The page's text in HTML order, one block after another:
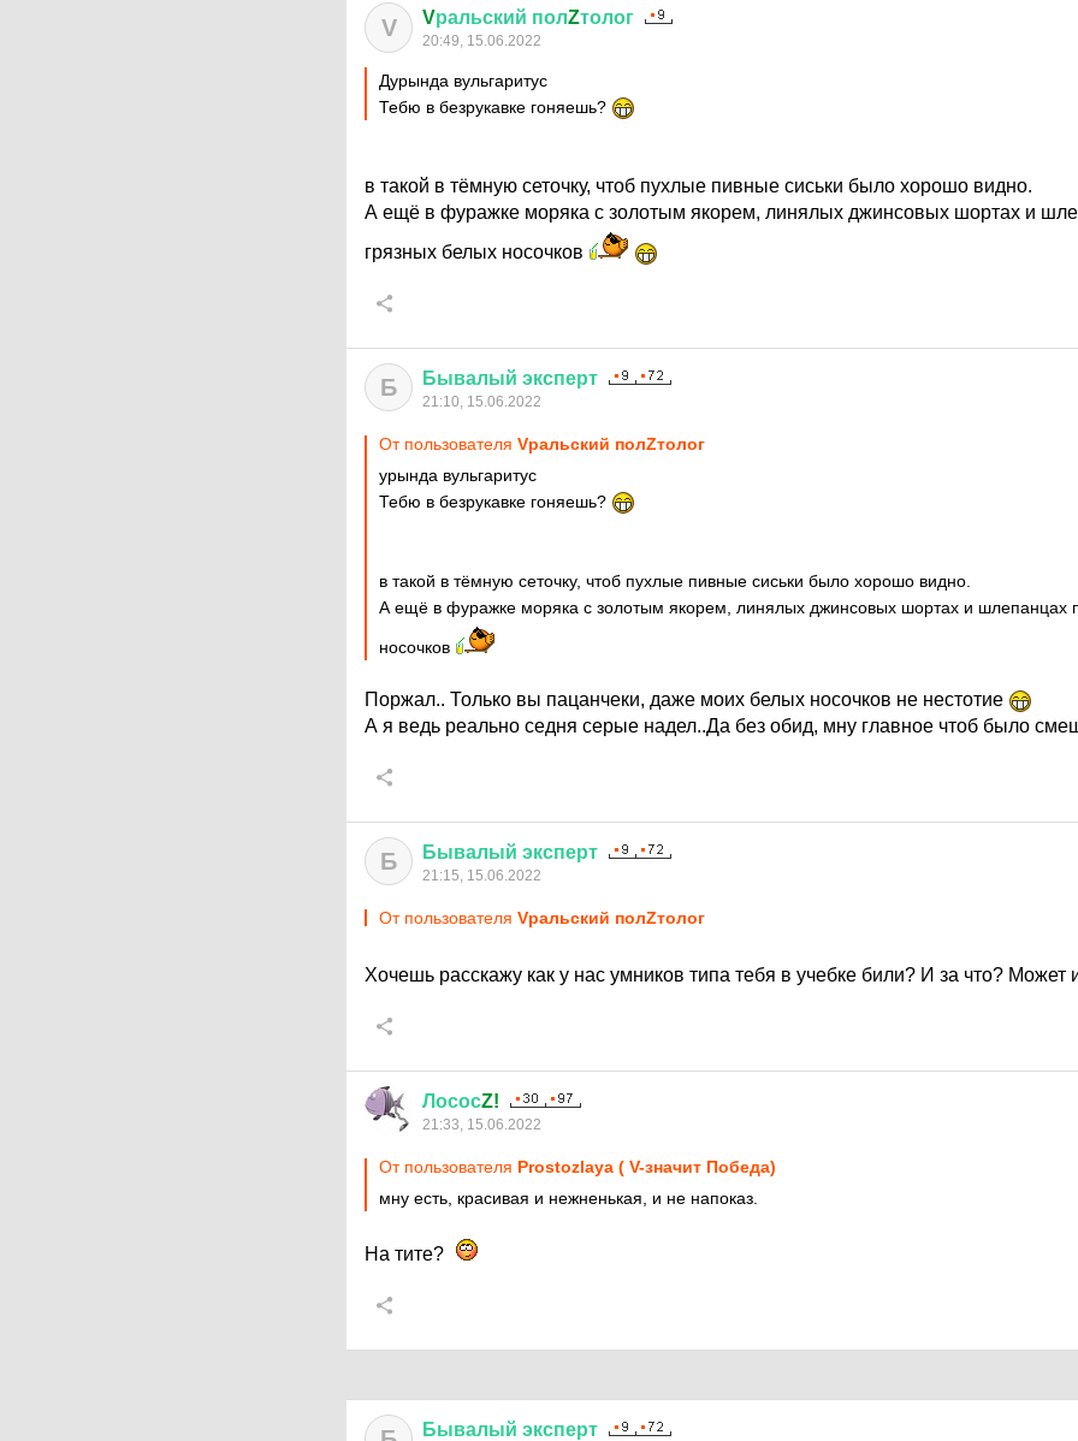
V Vральский полZтолог
20:49, 15.06.2022
Дурында вульгаритус
Тебю в безрукавке гоняешь?
в такой в тёмную сеточку, чтоб пухлые пивные сиськи было хорошо видно.
А ещё в фуражке моряка с золотым якорем, линялых джинсовых шортах и
грязных белых носочков
Б Бывалый эксперт
21:10, 15.06.2022
От пользователя Vральский полZтолог
урында вульгаритус
Тебю в безрукавке гоняешь?
в такой в тёмную сеточку, чтоб пухлые пивные сиськи было хорошо видно.
А ещё в фуражке моряка с золотым якорем, линялых джинсовых шортах и шлепанцах
носочков
Поржал.. Только вы пацанчеки, даже моих белых носочков не нестотие
А я ведь реально седня серые надел..Да без обид, мну главное чтоб было
Б Бывалый эксперт
21:15, 15.06.2022
От пользователя Vральский полZтолог
Хочешь расскажу как у нас умников типа тебя в учебке били? И за что? Может
ЛососZ!
21:33, 15.06.2022
От пользователя Prostozlaya ( V-значит Победа)
мну есть, красивая и нежненькая, и не напоказ.
На тите?
Бывалый эксперт